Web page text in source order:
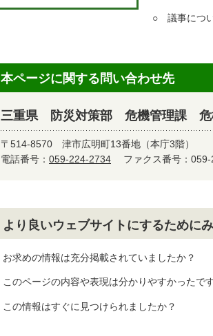
○ 議事につい
本ページに関する問い合わせ先
三重県 防災対策部 危機管理課 危
〒514-8570 津市広明町13番地（本庁3階）
電話番号： 059-224-2734 ファクス番号：
より良いウェブサイトにするために
お求めの情報は充分掲載されていましたか？
このページの内容や表現は分かりやすかったで
この情報はすぐに見つけられましたか？